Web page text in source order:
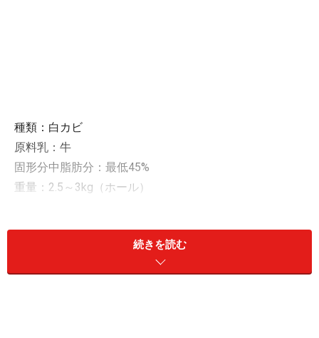
種類：白カビ
原料乳：牛
固形分中脂肪分：最低45%
重量：2.5～3kg（ホール）
続きを読む